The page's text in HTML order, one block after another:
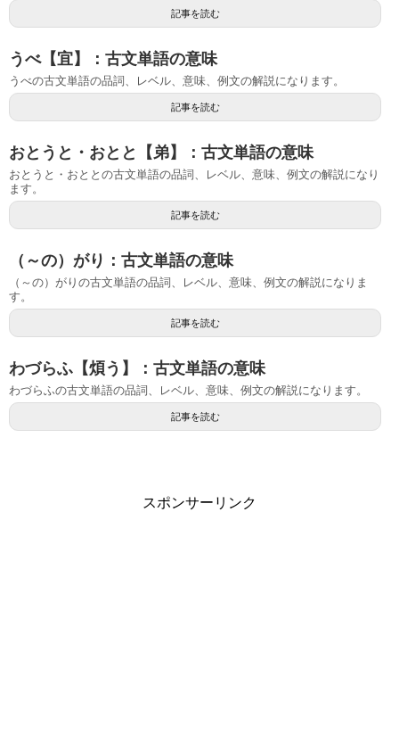
記事を読む
うべ【宜】：古文単語の意味
うべの古文単語の品詞、レベル、意味、例文の解説になります。
記事を読む
おとうと・おとと【弟】：古文単語の意味
おとうと・おととの古文単語の品詞、レベル、意味、例文の解説になり
ます。
記事を読む
（～の）がり：古文単語の意味
（～の）がりの古文単語の品詞、レベル、意味、例文の解説になりま
す。
記事を読む
わづらふ【煩う】：古文単語の意味
わづらふの古文単語の品詞、レベル、意味、例文の解説になります。
記事を読む
スポンサーリンク